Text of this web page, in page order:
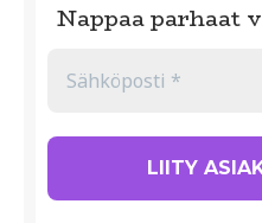
Nappaa parhaat